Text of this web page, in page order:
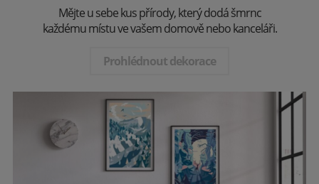
Mějte u sebe kus přírody, který dodá šmrnc
každému místu ve vašem domově nebo kanceláři.
Prohlédnout dekorace